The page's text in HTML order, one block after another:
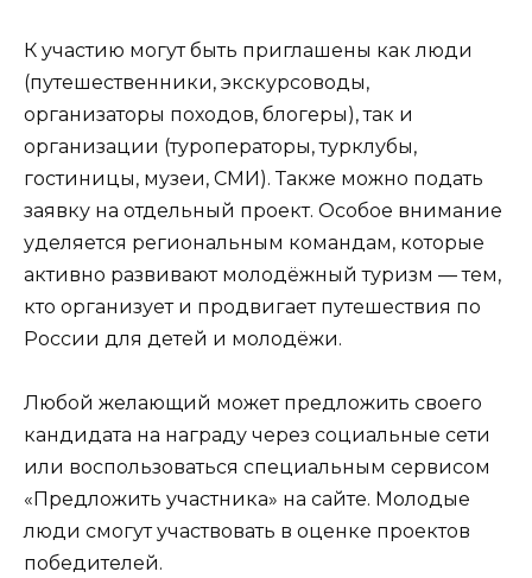
К участию могут быть приглашены как люди
(путешественники, экскурсоводы,
организаторы походов, блогеры), так и
организации (туроператоры, турклубы,
гостиницы, музеи, СМИ). Также можно подать
заявку на отдельный проект. Особое внимание
уделяется региональным командам, которые
активно развивают молодёжный туризм — тем,
кто организует и продвигает путешествия по
России для детей и молодёжи.
Любой желающий может предложить своего
кандидата на награду через социальные сети
или воспользоваться специальным сервисом
«Предложить участника» на сайте. Молодые
люди смогут участвовать в оценке проектов
победителей.